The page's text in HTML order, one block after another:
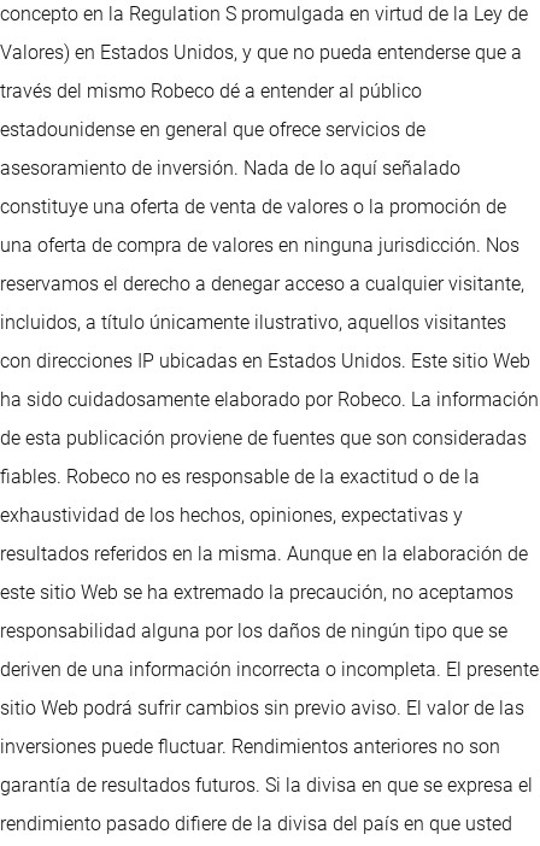
concepto en la Regulation S promulgada en virtud de la Ley de
Valores) en Estados Unidos, y que no pueda entenderse que a
través del mismo Robeco dé a entender al público
estadounidense en general que ofrece servicios de
asesoramiento de inversión. Nada de lo aquí señalado
constituye una oferta de venta de valores o la promoción de
una oferta de compra de valores en ninguna jurisdicción. Nos
reservamos el derecho a denegar acceso a cualquier visitante,
incluidos, a título únicamente ilustrativo, aquellos visitantes
con direcciones IP ubicadas en Estados Unidos. Este sitio Web
ha sido cuidadosamente elaborado por Robeco. La información
de esta publicación proviene de fuentes que son consideradas
fiables. Robeco no es responsable de la exactitud o de la
exhaustividad de los hechos, opiniones, expectativas y
resultados referidos en la misma. Aunque en la elaboración de
este sitio Web se ha extremado la precaución, no aceptamos
responsabilidad alguna por los daños de ningún tipo que se
deriven de una información incorrecta o incompleta. El presente
sitio Web podrá sufrir cambios sin previo aviso. El valor de las
inversiones puede fluctuar. Rendimientos anteriores no son
garantía de resultados futuros. Si la divisa en que se expresa el
rendimiento pasado difiere de la divisa del país en que usted